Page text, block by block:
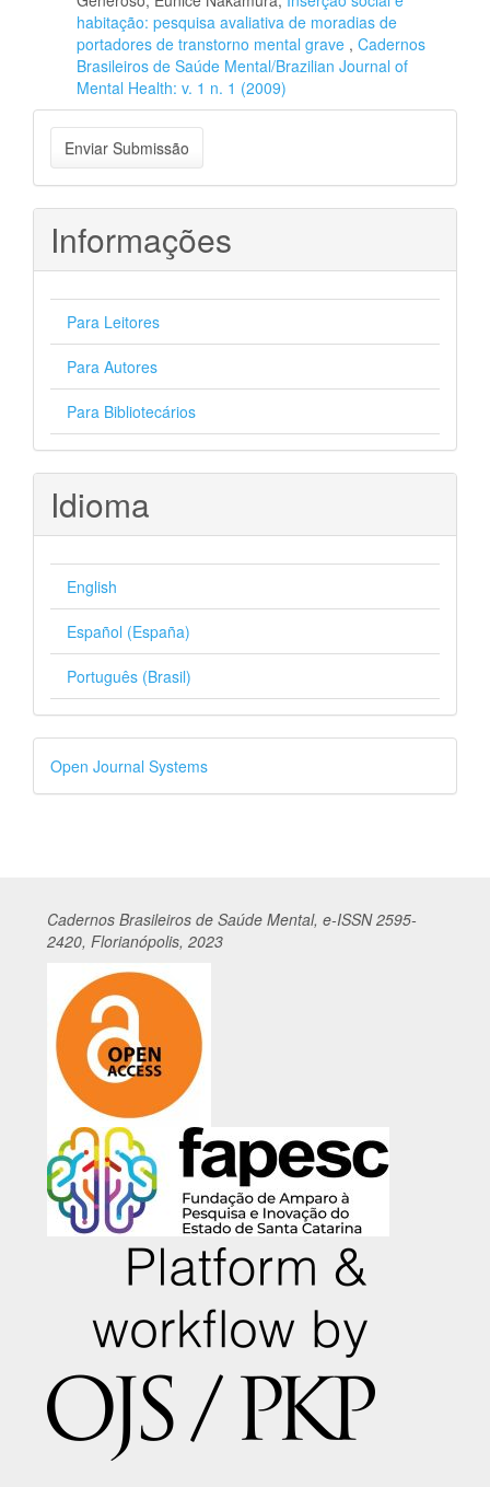
habitação: pesquisa avaliativa de moradias de
portadores de transtorno mental grave , Cadernos
Brasileiros de Saúde Mental/Brazilian Journal of
Mental Health: v. 1 n. 1 (2009)
Enviar
Submissão
Enviar Submissão
Informações
Para Leitores
Para Autores
Para Bibliotecários
Idioma
English
Español (España)
Português (Brasil)
Desenvolvido
por
Open Journal Systems
Cadernos Brasileiros de Saúde Mental, e-ISSN 2595-
2420, Florianópolis, 2023